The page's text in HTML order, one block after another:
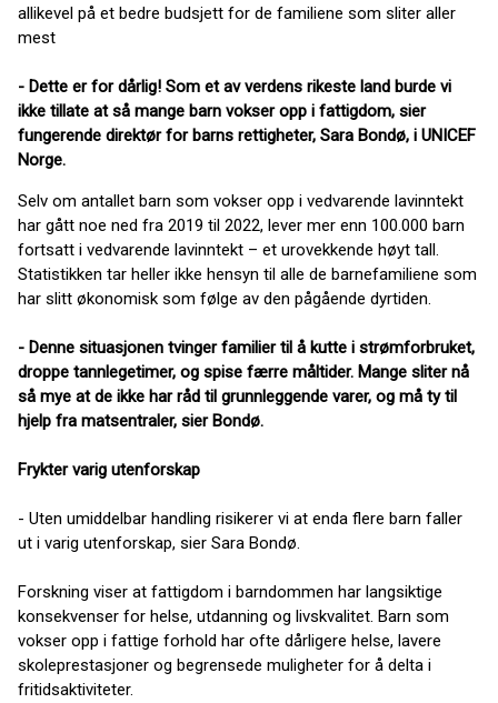
allikevel på et bedre budsjett for de familiene som sliter aller
mest
- Dette er for dårlig! Som et av verdens rikeste land burde vi
ikke tillate at så mange barn vokser opp i fattigdom, sier
fungerende direktør for barns rettigheter, Sara Bondø, i UNICEF
Norge.
Selv om antallet barn som vokser opp i vedvarende lavinntekt
har gått noe ned fra 2019 til 2022, lever mer enn 100.000 barn
fortsatt i vedvarende lavinntekt – et urovekkende høyt tall.
Statistikken tar heller ikke hensyn til alle de barnefamiliene som
har slitt økonomisk som følge av den pågående dyrtiden.
- Denne situasjonen tvinger familier til å kutte i strømforbruket,
droppe tannlegetimer, og spise færre måltider. Mange sliter nå
så mye at de ikke har råd til grunnleggende varer, og må ty til
hjelp fra matsentraler, sier Bondø.
Frykter varig utenforskap
- Uten umiddelbar handling risikerer vi at enda flere barn faller
ut i varig utenforskap, sier Sara Bondø.
Forskning viser at fattigdom i barndommen har langsiktige
konsekvenser for helse, utdanning og livskvalitet. Barn som
vokser opp i fattige forhold har ofte dårligere helse, lavere
skoleprestasjoner og begrensede muligheter for å delta i
fritidsaktiviteter.